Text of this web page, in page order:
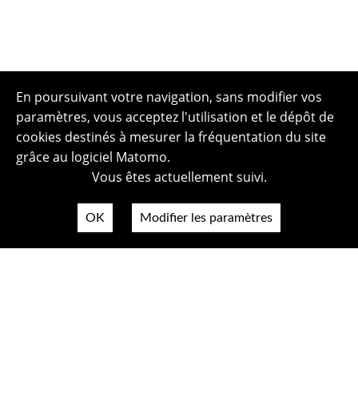
En poursuivant votre navigation, sans modifier vos
paramètres, vous acceptez l'utilisation et le dépôt de
cookies destinés à mesurer la fréquentation du site
grâce au logiciel Matomo.
Vous êtes actuellement suivi.
OK Modifier les paramètres